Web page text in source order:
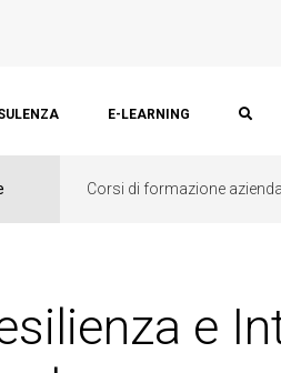
E-LEARNING
Corsi di formazione
e